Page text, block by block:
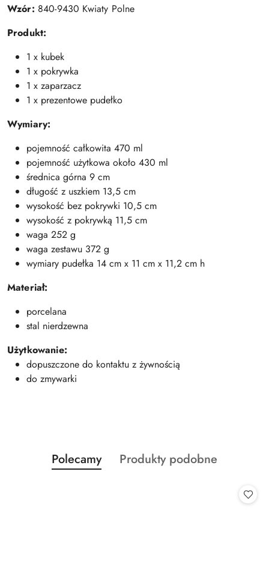
Wzór: 840-9430 Kwiaty Polne
Produkt:
1 x kubek
1 x pokrywka
1 x zaparzacz
1 x prezentowe pudełko
Wymiary:
pojemność całkowita 470 ml
pojemność użytkowa około 430 ml
średnica górna 9 cm
długość z uszkiem 13,5 cm
wysokość bez pokrywki 10,5 cm
wysokość z pokrywką 11,5 cm
waga 252 g
waga zestawu 372 g
wymiary pudełka 14 cm x 11 cm x 11,2 cm h
Materiał:
porcelana
stal nierdzewna
Użytkowanie:
dopuszczone do kontaktu z żywnością
do zmywarki
Pomiń karuzelę produktów
Produkty
o
Polecamy
Produkty
Produkty podobne